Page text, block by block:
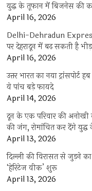
युद्ध के तूफान में बिजनेस की
April 16, 2026
Delhi-Dehradun
पर देहरादून में बढ़ सकती है भीड़
April 16, 2026
उत्तर भारत का नया ट्रांसपोर्ट
ये पांच बड़े फायदे
April 14, 2026
दून के एक परिवार की
की जंग, रोमांचित कर देंगे
April 13, 2026
दिल्ली की विरासत से जुड़ने का
‘हेरिटेज वीक’ शुरू
April 13, 2026